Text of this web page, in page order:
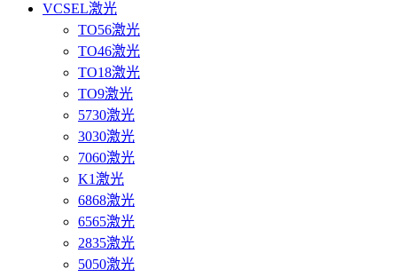
VCSEL激光
TO56激光
TO46激光
TO18激光
TO9激光
5730激光
3030激光
7060激光
K1激光
6868激光
6565激光
2835激光
5050激光